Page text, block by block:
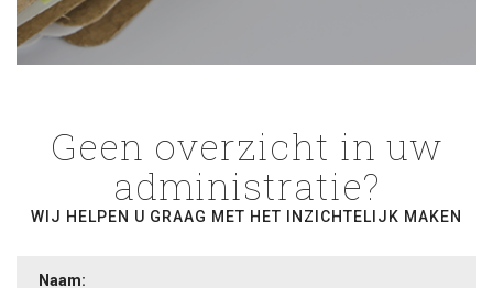
Geen overzicht in uw
administratie?
WIJ HELPEN U GRAAG MET HET INZICHTELIJK MAKEN